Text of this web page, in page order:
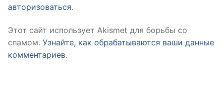
авторизоваться.
Этот сайт использует Akismet для борьбы со
спамом. Узнайте, как обрабатываются ваши данные
комментариев.